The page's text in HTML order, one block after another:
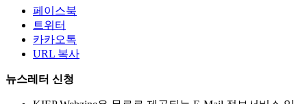
페이스북
트위터
카카오톡
URL 복사
뉴스레터 신청